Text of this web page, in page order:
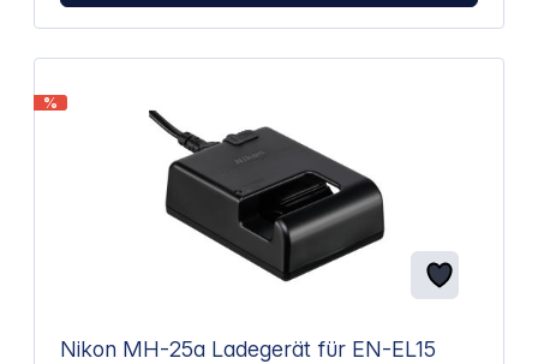
%
Nikon MH-25a Ladegerät für EN-EL15